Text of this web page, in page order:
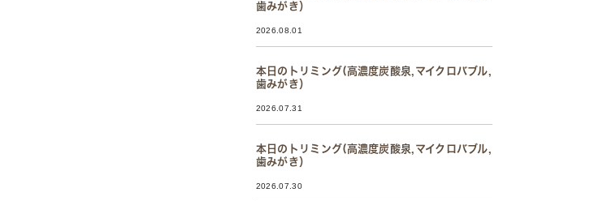
歯みがき）
2026.08.01
本日のトリミング(高濃度炭酸泉,マイクロバブル,
歯みがき）
2026.07.31
本日のトリミング(高濃度炭酸泉,マイクロバブル,
歯みがき）
2026.07.30